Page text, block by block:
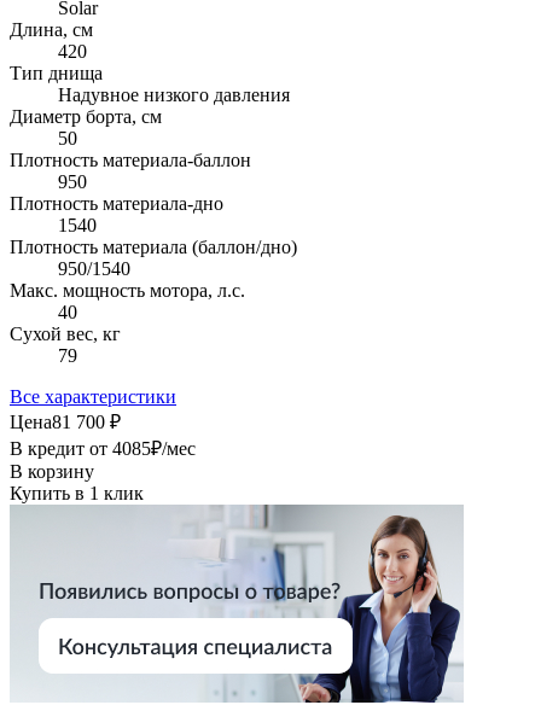
Solar
Длина, см
420
Тип днища
Надувное низкого давления
Диаметр борта, см
50
Плотность материала-баллон
950
Плотность материала-дно
1540
Плотность материала (баллон/дно)
950/1540
Макс. мощность мотора, л.с.
40
Сухой вес, кг
79
Все характеристики
Цена81 700 ₽
В кредит от 4085₽/мес
В корзину
Купить в 1 клик